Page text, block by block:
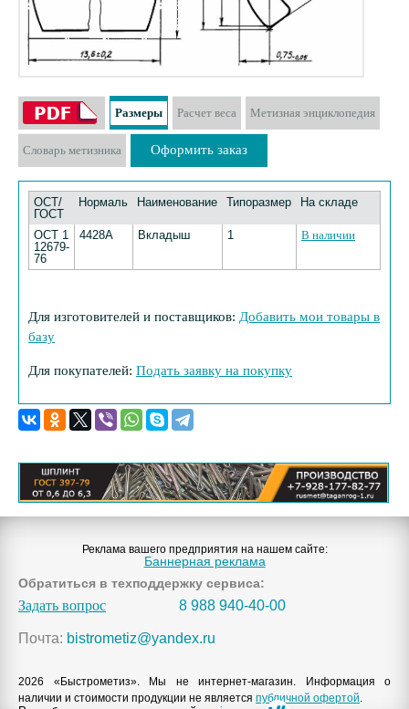
Размеры Расчет веса Метизная энциклопедия
Словарь метизника Оформить заказ
ОСТ/
ГОСТ
Нормаль Наименование Типоразмер На складе
ОСТ 1
12679-
76
4428А Вкладыш 1 В наличии
Для изготовителей и поставщиков: Добавить мои товары в
базу
Для покупателей: Подать заявку на покупку
Реклама вашего предприятия на нашем сайте:
Баннерная реклама
Обратиться в техподдержку сервиса:
Задать вопрос 8 988 940-40-00
Почта: bistrometiz@yandex.ru
2026 «Быстрометиз». Мы не интернет-магазин. Информация о
наличии и стоимости продукции не является публичной офертой.